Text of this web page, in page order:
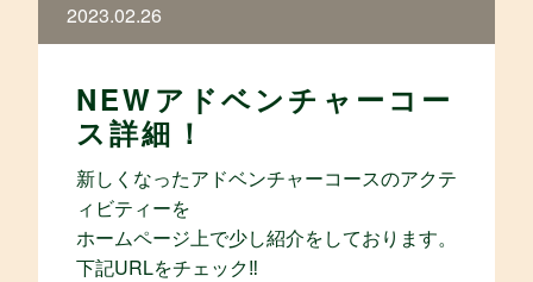
2023.02.26
NEWアドベンチャーコー
ス詳細！
新しくなったアドベンチャーコースのアクテ
ィビティーを
ホームページ上で少し紹介をしております。
下記URLをチェック‼